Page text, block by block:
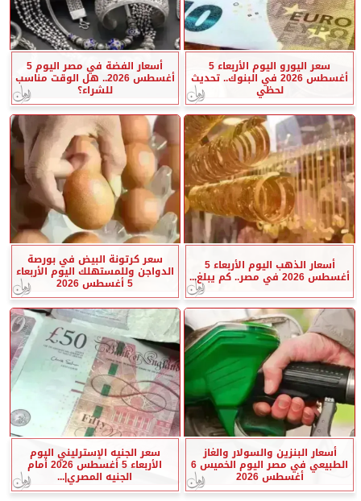
سعر اليورو اليوم الأربعاء 5
أغسطس 2026 في البنوك.. تحديث
لحظي
أسعار الفضة في مصر اليوم 5
أغسطس 2026.. هل الوقت مناسب
للشراء؟
أسعار الذهب اليوم الأربعاء 5
أغسطس 2026 في مصر.. كم يبلغ...
سعر كرتونة البيض في بورصة
الدواجن وللمستهلك اليوم الأربعاء
5 أغسطس 2026
أسعار البنزين والسولار والغاز
الطبيعي في مصر اليوم الخميس 6
أغسطس 2026
سعر الجنيه الإسترليني اليوم
الأربعاء 5 أغسطس 2026 أمام
الجنيه المصري|...